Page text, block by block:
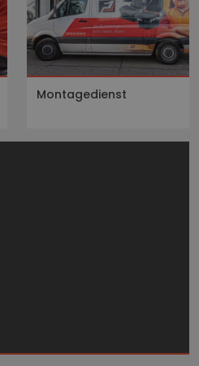
Montagedienst